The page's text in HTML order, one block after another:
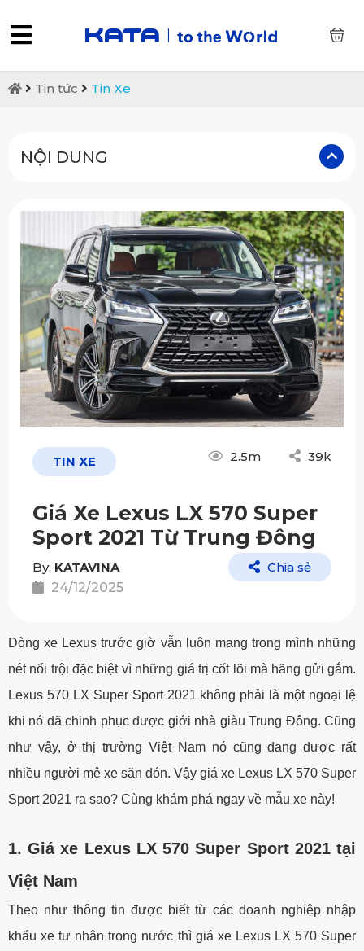
Tin tức Tin Xe
NỘI DUNG
TIN XE 2.5m 39k
Giá Xe Lexus LX 570 Super
Sport 2021 Từ Trung Đông
By: KATAVINA
24/12/2025
Chia sẻ
Dòng xe Lexus trước giờ vẫn luôn mang trong mình những
nét nổi trội đặc biệt vì những giá trị cốt lõi mà hãng gửi gắm.
Lexus 570 LX Super Sport 2021 không phải là một ngoại lệ
khi nó đã chinh phục được giới nhà giàu Trung Đông. Cũng
như vậy, ở thị trường Việt Nam nó cũng đang được rất
nhiều người mê xe săn đón. Vậy giá xe Lexus LX 570 Super
Sport 2021 ra sao? Cùng khám phá ngay về mẫu xe này!
1. Giá xe Lexus LX 570 Super Sport 2021 tại
Việt Nam
Theo như thông tin được biết từ các doanh nghiệp nhập
khẩu xe tư nhân trong nước thì giá xe Lexus LX 570 Super